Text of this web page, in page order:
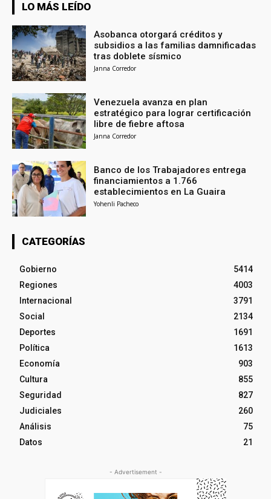
LO MÁS LEÍDO
Asobanca otorgará créditos y
subsidios a las familias damnificadas
tras doblete sísmico
Janna Corredor
Venezuela avanza en plan
estratégico para lograr certificación
libre de fiebre aftosa
Janna Corredor
Banco de los Trabajadores entrega
financiamientos a 1.766
establecimientos en La Guaira
Yohenli Pacheco
CATEGORÍAS
Gobierno
5414
Regiones
4003
Internacional
3791
Social
2134
Deportes
1691
Política
1613
Economía
903
Cultura
855
Seguridad
827
Judiciales
260
Análisis
75
Datos
21
- Advertisement -